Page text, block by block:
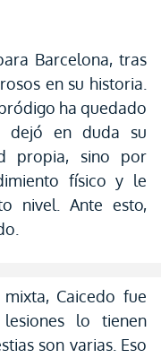
Barcelona, tras
en su historia.
ha quedado
dejó en duda su
propia, sino por
físico y le
nivel. Ante esto,
Caicedo fue
lo tienen
son varias. Eso